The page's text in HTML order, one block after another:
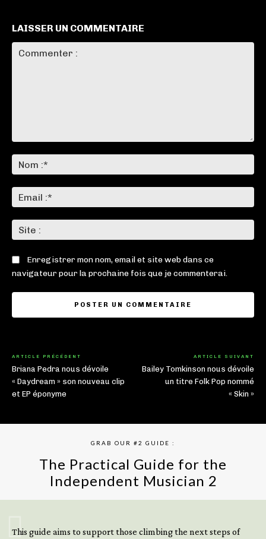
LAISSER UN COMMENTAIRE
:*
:*
:
Enregistrer mon nom, email et site web dans ce
navigateur pour la prochaine fois que je commenterai.
ARTICLE PRÉCÉDENT
Briana Pedra nous dévoile
« Daydream » son nouveau clip
et EP éponyme
ARTICLE SUIVANT
Bailey Tomkinson nous dévoile
un titre Folk Pop nommé
« Skin »
GRAB OUR #2 GUIDE :
The Practical Guide for the
Independent Musician 2
This guide aims to support those climbing the next steps of